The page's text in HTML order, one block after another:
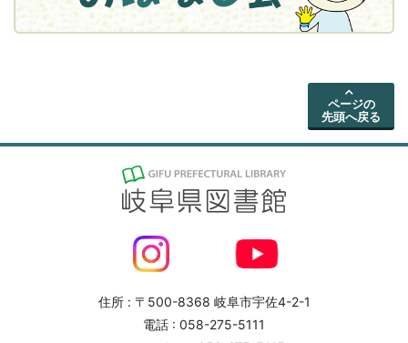
ページの
先頭へ戻る
住所 : 〒500-8368 岐阜市宇佐4-2-1
電話 : 058-275-5111